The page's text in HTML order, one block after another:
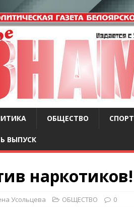
ОБЩЕСТВО СПОРТ
ВЫПУСК
наркотиков!
Усольцева ОБЩЕСТВО 0